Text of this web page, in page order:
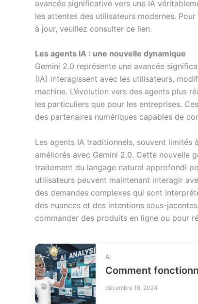
avancée significative vers une IA
les attentes des utilisateurs modernes.
à jour, veuillez consulter ce lien.
Les agents IA : une nouvelle dynamique
Gemini 2.0 représente une avancée
(IA) interagissent avec les utilisateurs,
machine. L’évolution vers des agents plus
les particuliers que pour les entreprises.
des partenaires numériques capables de
Les agents IA traditionnels, souvent limités
améliorés avec Gemini 2.0. Cette nouvelle
traitement du langage naturel approfondi
utilisateurs peuvent maintenant interagir
des demandes complexes qui sont
des nuances et des intentions sous-
commander des produits en ligne ou pour
AI
Comment
décembre 16, 2024